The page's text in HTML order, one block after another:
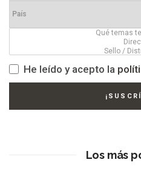
He leído y acepto la
Los más